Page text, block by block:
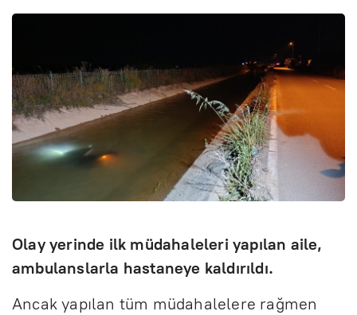
Olay yerinde ilk müdahaleleri yapılan aile,
ambulanslarla hastaneye kaldırıldı.
Ancak yapılan tüm müdahalelere rağmen